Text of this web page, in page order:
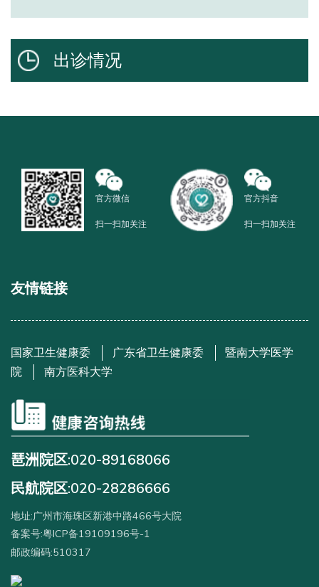
出诊情况
官方微信
扫一扫加关注
官方抖音
扫一扫加关注
友情链接
国家卫生健康委 广东省卫生健康委
暨南大学医学
院
南方医科大学
琶洲院区:020-89168066
民航院区:020-28286666
地址:广州市海珠区新港中路466号大院
备案号:粤ICP备19109196号-1
邮政编码:510317